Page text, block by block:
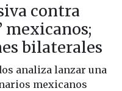
contra
mexicanos;
bilaterales
analiza lanzar una
mexicanos